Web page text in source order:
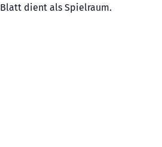
Blatt dient als Spielraum.